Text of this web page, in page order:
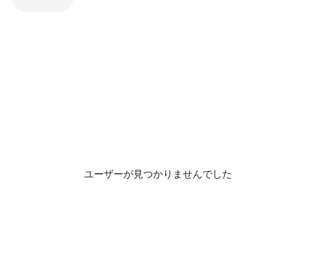
ユーザーが見つかりませんでした